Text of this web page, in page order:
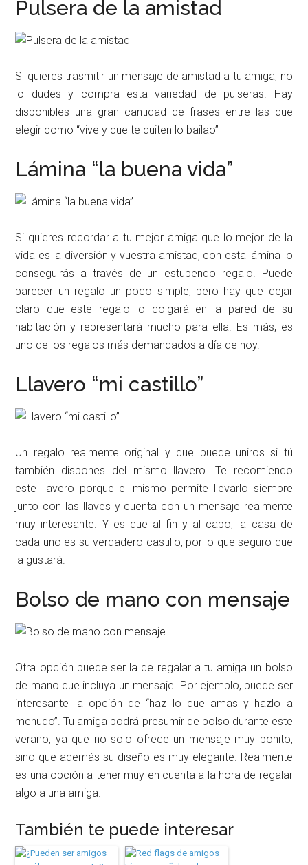
Pulsera de la amistad
Si quieres trasmitir un mensaje de amistad a tu amiga, no
lo dudes y compra esta variedad de pulseras. Hay
disponibles una gran cantidad de frases entre las que
elegir como “vive y que te quiten lo bailao”
Lámina “la buena vida”
Si quieres recordar a tu mejor amiga que lo mejor de la
vida es la diversión y vuestra amistad, con esta lámina lo
conseguirás a través de un estupendo regalo. Puede
parecer un regalo un poco simple, pero hay que dejar
claro que este regalo lo colgará en la pared de su
habitación y representará mucho para ella. Es más, es
uno de los regalos más demandados a día de hoy.
Llavero “mi castillo”
Un regalo realmente original y que puede uniros si tú
también dispones del mismo llavero. Te recomiendo
este llavero porque el mismo permite llevarlo siempre
junto con las llaves y cuenta con un mensaje realmente
muy interesante. Y es que al fin y al cabo, la casa de
cada uno es su verdadero castillo, por lo que seguro que
la gustará.
Bolso de mano con mensaje
Otra opción puede ser la de regalar a tu amiga un bolso
de mano que incluya un mensaje. Por ejemplo, puede ser
interesante la opción de “haz lo que amas y hazlo a
menudo”. Tu amiga podrá presumir de bolso durante este
verano, ya que no solo ofrece un mensaje muy bonito,
sino que además su diseño es muy elegante. Realmente
es una opción a tener muy en cuenta a la hora de regalar
algo a una amiga.
También te puede interesar